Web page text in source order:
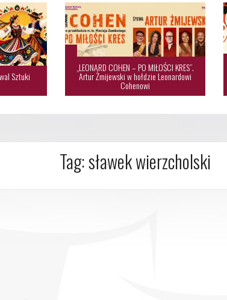
Sztuki
„LEONARD COHEN – PO MIŁOŚCI KRES”.
Artur Żmijewski w hołdzie Leonardowi
Cohenowi
Tag:sławek wierzcholski